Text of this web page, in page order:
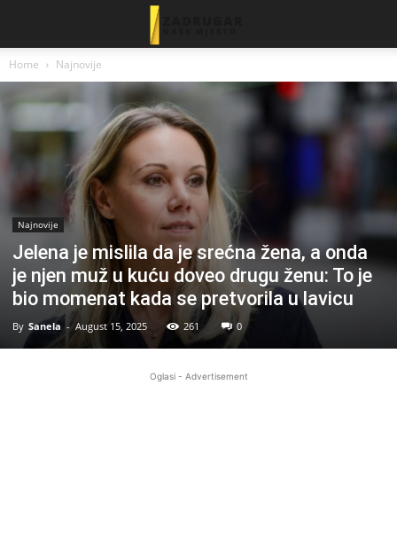
Home Najnovije
Najnovije
Jelena je mislila da je srećna žena, a onda
je njen muž u kuću doveo drugu ženu: To je
bio momenat kada se pretvorila u lavicu
By Sanela - August 15, 2025 261 0
Oglasi - Advertisement